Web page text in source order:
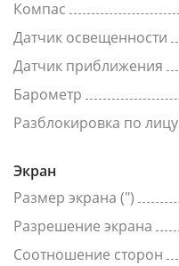
Компас
Датчик освещенности
Датчик приближения
Барометр
Разблокировка по лицу
Экран
Размер экрана (")
Разрешение экрана
Соотношение сторон